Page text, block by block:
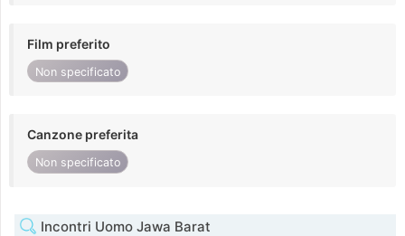
Film preferito
Non specificato
Canzone preferita
Non specificato
Incontri Uomo Jawa Barat